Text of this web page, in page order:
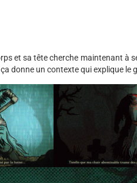
et sa tête cherche maintenant à
donne un contexte qui explique le